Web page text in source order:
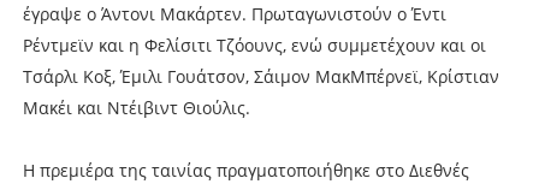
έγραψε ο Άντονι Μακάρτεν. Πρωταγωνιστούν ο Έντι
Ρέντμεϊν και η Φελίσιτι Τζόουνς, ενώ συμμετέχουν και οι
Τσάρλι Κοξ, Έμιλι Γουάτσον, Σάιμον ΜακΜπέρνεϊ, Κρίστιαν
Μακέι και Ντέιβιντ Θιούλις.
Η πρεμιέρα της ταινίας πραγματοποιήθηκε στο Διεθνές